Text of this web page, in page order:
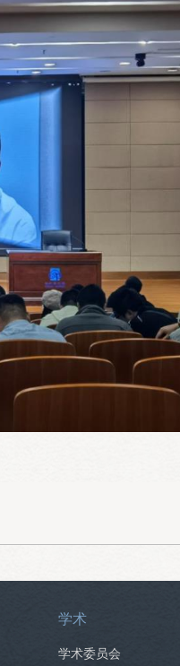
学术
学术委员会